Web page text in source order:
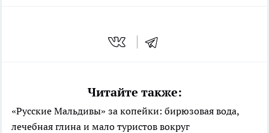
Читайте также:
«Русские Мальдивы» за копейки: бирюзовая вода,
лечебная глина и мало туристов вокруг